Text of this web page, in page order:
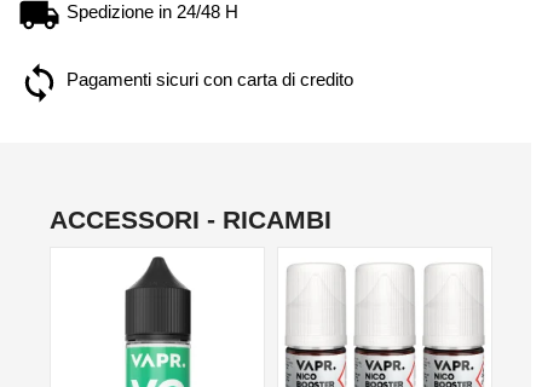
Spedizione in 24/48 H
Pagamenti sicuri con carta di credito
ACCESSORI - RICAMBI